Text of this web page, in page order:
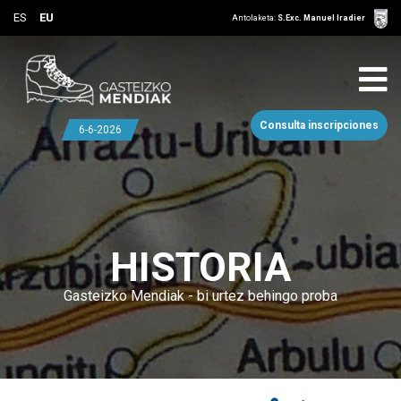
ES EU Antolaketa: S.Exc. Manuel Iradier
Consulta inscripciones
6-6-2026
HISTORIA
Gasteizko Mendiak - bi urtez behingo proba